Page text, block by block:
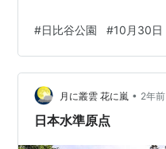
#日比谷公園 #10月30日
月に叢雲 花に嵐 • 2年前
日本水準原点